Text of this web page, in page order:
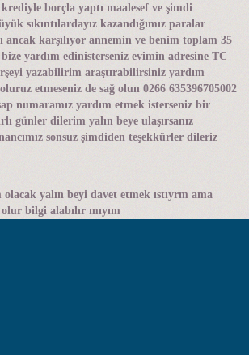
borçla yaptı maalesef ve şimdi
sıkıntılardayız kazandığımız paralar
ancak karşılıyor annemin ve benim toplam 35
yardım edinisterseniz evimin adresine TC
yazabilirim araştırabilirsiniz yardım
etmeseniz de sağ olun 0266 635396705002
numaramız yardım etmek isterseniz bir
günler dilerim yalın beye ulaşırsanız
sonsuz şimdiden teşekkürler dileriz
yalın beyi davet etmek ıstıyrm ama
bilgi alabılır mıyım